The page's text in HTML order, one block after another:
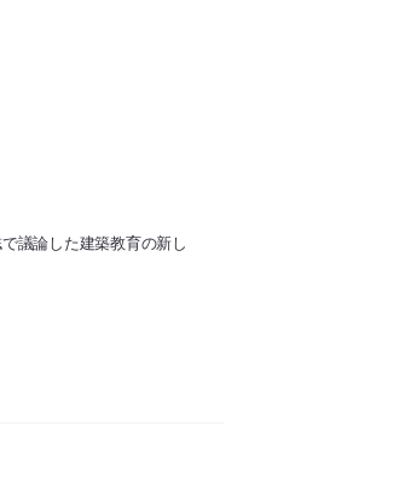
議論した建築教育の新し